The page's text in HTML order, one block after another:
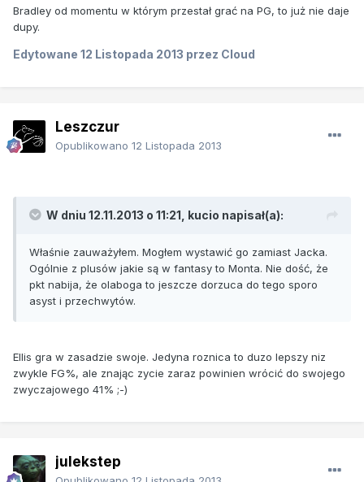
Bradley od momentu w którym przestał grać na PG, to już nie daje
dupy.
Edytowane 12 Listopada 2013 przez Cloud
Leszczur
Opublikowano 12 Listopada 2013
W dniu 12.11.2013 o 11:21, kucio napisał(a):
Właśnie zauważyłem. Mogłem wystawić go zamiast Jacka.
Ogólnie z plusów jakie są w fantasy to Monta. Nie dość, że
pkt nabija, że olaboga to jeszcze dorzuca do tego sporo
asyst i przechwytów.
Ellis gra w zasadzie swoje. Jedyna roznica to duzo lepszy niz
zwykle FG%, ale znając zycie zaraz powinien wrócić do swojego
zwyczajowego 41% ;-)
julekstep